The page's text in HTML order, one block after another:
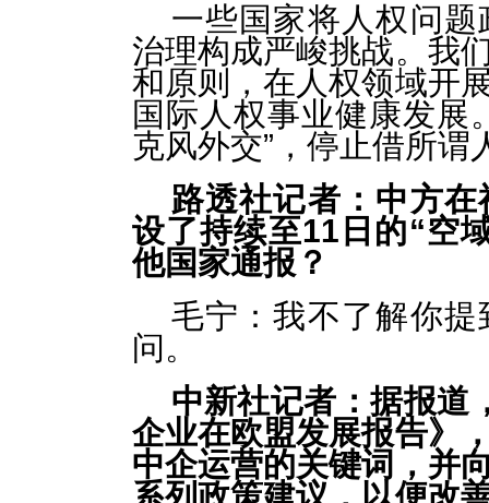
一些国家将人权问
治理构成严峻挑战。我
和原则，在人权领域开
国际人权事业健康发展
克风外交”，停止借所
路透社记者：中方
设了持续至11日的“空
他国家通报？
毛宁：我不了解你
问。
中新社记者：据报道
企业在欧盟发展报告》
中企运营的关键词，并